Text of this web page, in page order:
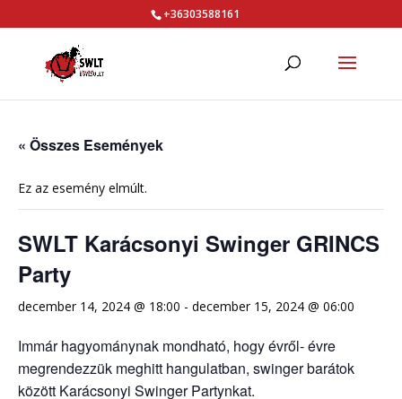
+36303588161
« Összes Események
Ez az esemény elmúlt.
SWLT Karácsonyi Swinger GRINCS
Party
december 14, 2024 @ 18:00 - december 15, 2024 @ 06:00
Immár hagyománynak mondható, hogy évről- évre
megrendezzük meghitt hangulatban, swinger barátok
között Karácsonyi Swinger Partynkat.